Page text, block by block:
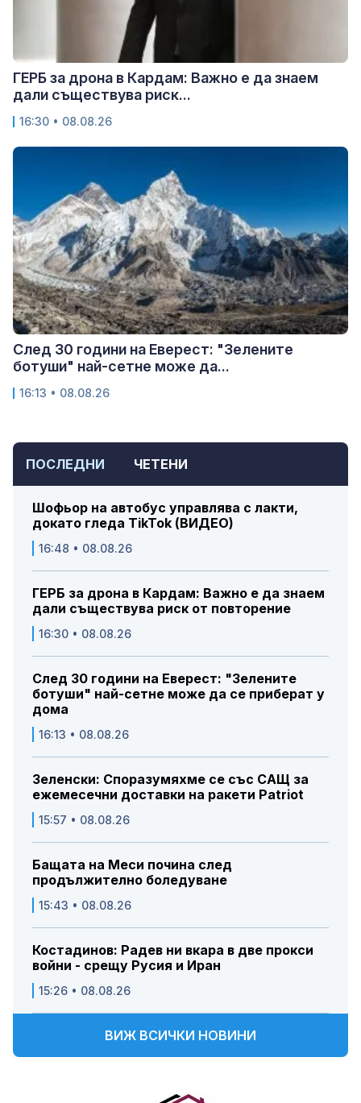
ПОСЛЕДНИ ЧЕТЕНИ
Шофьор на автобус управлява с лакти,
докато гледа TikTok (ВИДЕО)
16:48 • 08.08.26
ГЕРБ за дрона в Кардам: Важно е да знаем
дали съществува риск от повторение
16:30 • 08.08.26
След 30 години на Еверест: "Зелените
ботуши" най-сетне може да се приберат у
дома
16:13 • 08.08.26
Зеленски: Споразумяхме се със САЩ за
ежемесечни доставки на ракети Patriot
15:57 • 08.08.26
Бащата на Меси почина след
продължително боледуване
15:43 • 08.08.26
Костадинов: Радев ни вкара в две прокси
войни - срещу Русия и Иран
15:26 • 08.08.26
ВИЖ ВСИЧКИ НОВИНИ
ГЕРБ за дрона в Кардам: Важно е да знаем
дали съществува риск...
16:30 • 08.08.26
След 30 години на Еверест: "Зелените
ботуши" най-сетне може да...
16:13 • 08.08.26